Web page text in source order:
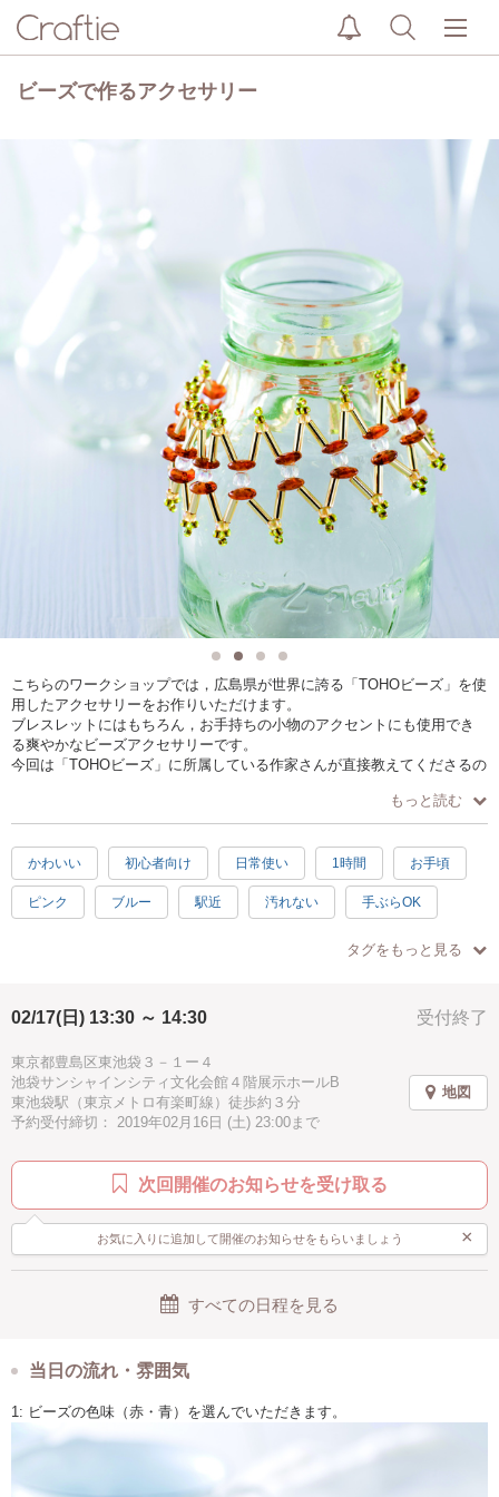
ビーズで作るアクセサリー
こちらのワークショップでは，広島県が世界に誇る「TOHOビーズ」を使
用したアクセサリーをお作りいただけます。
ブレスレットにはもちろん，お手持ちの小物のアクセントにも使用でき
る爽やかなビーズアクセサリーです。
今回は「TOHOビーズ」に所属している作家さんが直接教えてくださるの
※このワークショップは「第4回いいね！地方の暮らしフェア」（＠池袋
サンシャインシティ）の広島県ブース内にて開催します。
もっと読む
かわいい 初心者向け 日常使い 1時間 お手頃
ピンク ブルー 駅近 汚れない 手ぶらOK
タグをもっと見る
受付終了
02/17(日) 13:30 ～ 14:30
東京都豊島区東池袋３－１ー４
池袋サンシャインシティ文化会館４階展示ホールB
東池袋駅（東京メトロ有楽町線）徒歩約３分
予約受付締切： 2019年02月16日 (土) 23:00まで
地図
次回開催のお知らせを受け取る
お気に入りに追加して開催のお知らせをもらいましょう ×
すべての日程を見る
当日の流れ・雰囲気
1: ビーズの色味（赤・青）を選んでいただきます。